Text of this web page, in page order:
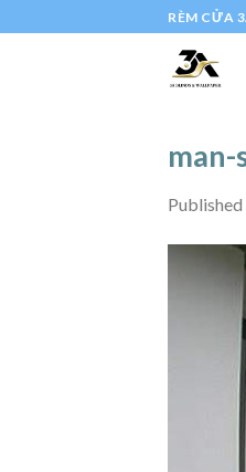
to
RÈM CỬA
Published